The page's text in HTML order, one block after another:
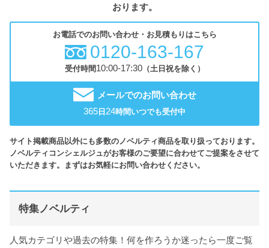
おります。
お電話でのお問い合わせ・お見積もりはこちら
0120-163-167
受付時間10:00-17:30（土日祝を除く）
メールでのお問い合わせ
365 日 24時間いつでも受付中
サイト掲載商品以外にも多数のノベルティ商品を取り扱っております。
ノベルティコンシェルジュがお客様のご要望に合わせてご提案をさせて
いただきます。まずはお気軽にお問い合わせください。
特集ノベルティ
人気カテゴリや過去の特集！何を作ろうか迷ったら一度ご覧